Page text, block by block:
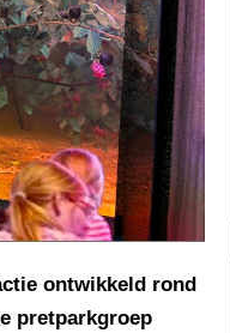
ontwikkeld rond
pretparkgroep